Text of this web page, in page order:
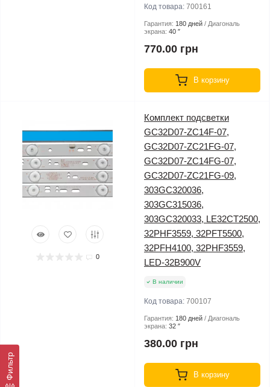
Фильтр
Код товара: 700161
Гарантия: 180 дней
Диагональ
экрана: 40 ″
770.00 грн
В корзину
0
Комплект подсветки
GC32D07-ZC14F-07,
GC32D07-ZC21FG-07,
GC32D07-ZC14FG-07,
GC32D07-ZC21FG-09,
303GC320036,
303GC315036,
303GC320033, LE32CT2500,
32PHF3559, 32PFT5500,
32PFH4100, 32PHF3559,
LED-32B900V
В наличии
Код товара: 700107
Гарантия: 180 дней
Диагональ
экрана: 32 ″
380.00 грн
В корзину